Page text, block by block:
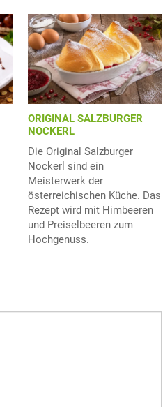
ORIGINAL SALZBURGER
NOCKERL
Die Original Salzburger
Nockerl sind ein
Meisterwerk der
österreichischen Küche. Das
Rezept wird mit Himbeeren
und Preiselbeeren zum
Hochgenuss.